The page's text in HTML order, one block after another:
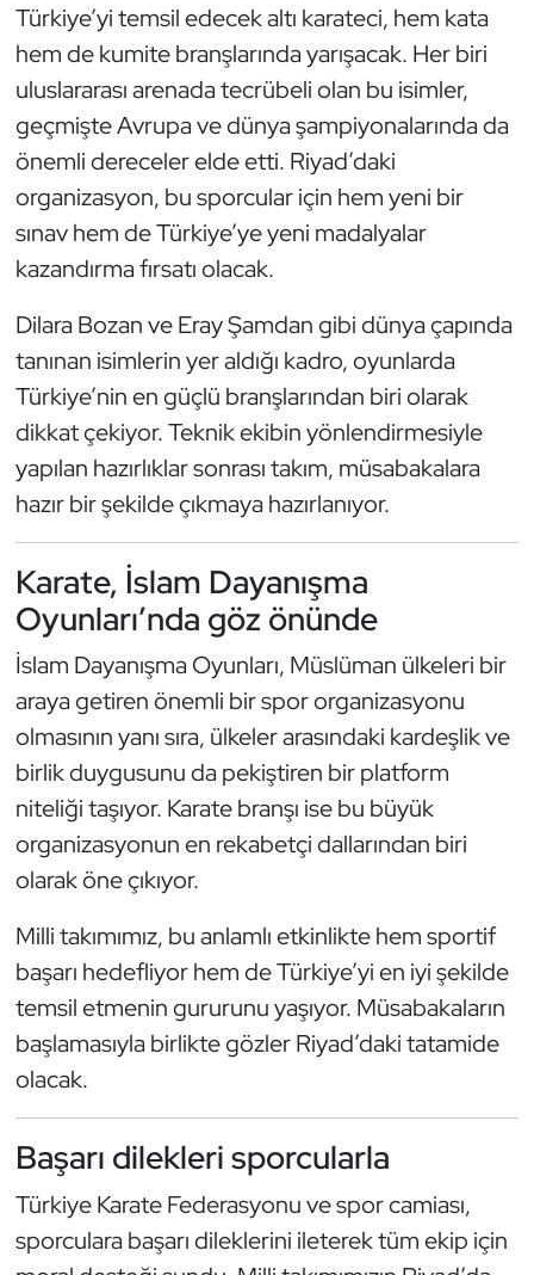
Türkiye’yi temsil edecek altı karateci, hem kata
hem de kumite branşlarında yarışacak. Her biri
uluslararası arenada tecrübeli olan bu isimler,
geçmişte Avrupa ve dünya şampiyonalarında da
önemli dereceler elde etti. Riyad’daki
organizasyon, bu sporcular için hem yeni bir
sınav hem de Türkiye’ye yeni madalyalar
kazandırma fırsatı olacak.
Dilara Bozan ve Eray Şamdan gibi dünya çapında
tanınan isimlerin yer aldığı kadro, oyunlarda
Türkiye’nin en güçlü branşlarından biri olarak
dikkat çekiyor. Teknik ekibin yönlendirmesiyle
yapılan hazırlıklar sonrası takım, müsabakalara
hazır bir şekilde çıkmaya hazırlanıyor.
Karate, İslam Dayanışma
Oyunları’nda göz önünde
İslam Dayanışma Oyunları, Müslüman ülkeleri bir
araya getiren önemli bir spor organizasyonu
olmasının yanı sıra, ülkeler arasındaki kardeşlik ve
birlik duygusunu da pekiştiren bir platform
niteliği taşıyor. Karate branşı ise bu büyük
organizasyonun en rekabetçi dallarından biri
olarak öne çıkıyor.
Milli takımımız, bu anlamlı etkinlikte hem sportif
başarı hedefliyor hem de Türkiye’yi en iyi şekilde
temsil etmenin gururunu yaşıyor. Müsabakaların
başlamasıyla birlikte gözler Riyad’daki tatamide
olacak.
Başarı dilekleri sporcularla
Türkiye Karate Federasyonu ve spor camiası,
sporculara başarı dileklerini ileterek tüm ekip için
Kano ve Rafting
Karate
Kayak
Kempo
Kürek
Masa Tenisi
Modern Pentatlon
Muay Thai
Okçuluk
Optimist
Oryantiring
Özel Sporcular
Paralimpik
Ragbi
Satranç
Su Topu
Sualtı Sporları
Tekvando
Tenis